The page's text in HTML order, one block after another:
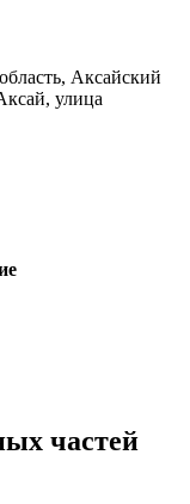
Аксайский
улица
частей